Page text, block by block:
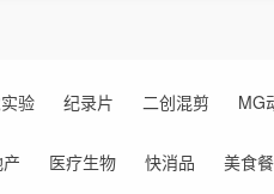
验 纪录片 二创混剪 MG
医疗生物 快消品 美食